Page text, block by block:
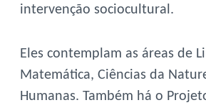
intervenção sociocultural.
Eles contemplam as áreas de
Matemática, Ciências da
Humanas. Também há o